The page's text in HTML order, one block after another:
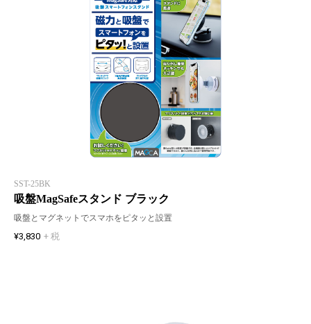
SST-25BK
吸盤MagSafeスタンド ブラック
吸盤とマグネットでスマホをピタッと設置
¥3,830 + 税